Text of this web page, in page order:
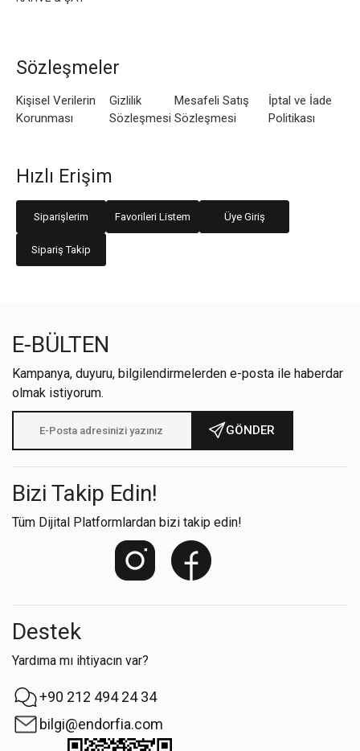
Sözleşmeler
Kişisel Verilerin
Korunması
Gizlilik
Sözleşmesi
Mesafeli Satış
Sözleşmesi
İptal ve İade
Politikası
Hızlı Erişim
Siparişlerim Favorileri Listem Üye Giriş
Sipariş Takip
E-BÜLTEN
Kampanya, duyuru, bilgilendirmelerden e-posta ile haberdar
olmak istiyorum.
GÖNDER
Bizi Takip Edin!
Tüm Dijital Platformlardan bizi takip edin!
Destek
Yardıma mı ihtiyacın var?
+90 212 494 24 34
bilgi@endorfia.com